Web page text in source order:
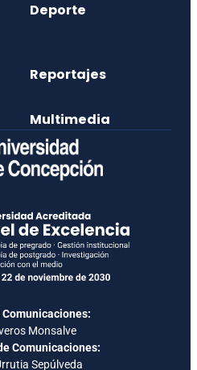
Deporte
Reportajes
Multimedia
Monsalve
Comunicaciones:
Sepúlveda